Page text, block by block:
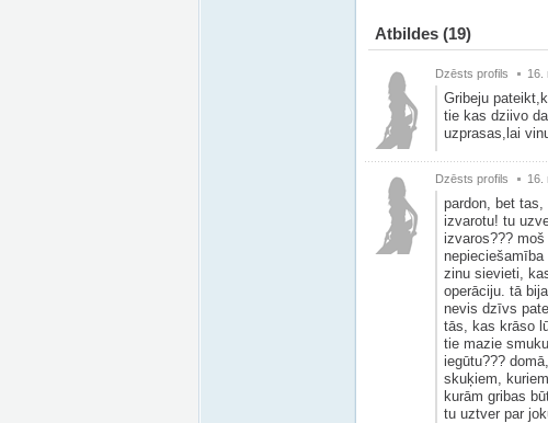
Atbildes (19)
Dzēsts profils 16.
Gribeju
tie kas dziivo
uzprasas,lai
Dzēsts profils 16.
pardon, bet
izvarotu! tu
izvaros???
zinu sievieti,
operāciju. tā
nevis dzīvs
tās, kas krāso
tie mazie
iegūtu???
skuķiem,
kurām gribas
tu uztver par